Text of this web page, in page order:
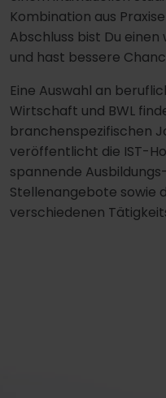
Kombination aus
Abschluss bist Du
und hast bessere
Eine Auswahl an
Wirtschaft und BWL
branchenspezifischen
veröffentlicht die IST-
spannende
Stellenangebote sowie
verschiedenen